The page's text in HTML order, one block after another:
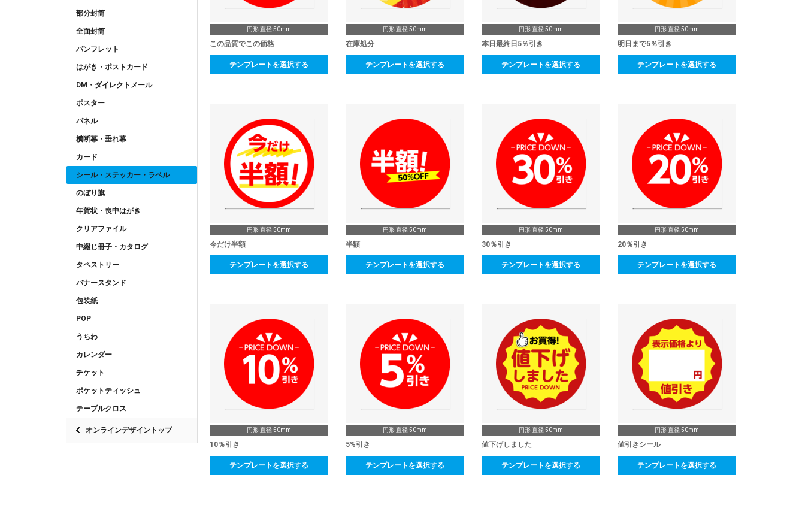
部分封筒
全面封筒
パンフレット
はがき・ポストカード
DM・ダイレクトメール
ポスター
パネル
横断幕・垂れ幕
カード
シール・ステッカー・ラベル
のぼり旗
年賀状・喪中はがき
クリアファイル
中綴じ冊子・カタログ
タペストリー
バナースタンド
包装紙
POP
うちわ
カレンダー
チケット
ポケットティッシュ
テーブルクロス
オンラインデザイントップ
円形 直径 50mm
この品質でこの価格
テンプレートを選択する
円形 直径 50mm
在庫処分
テンプレートを選択する
円形 直径 50mm
本日最終日5％引き
テンプレートを選択する
円形 直径 50mm
明日まで5％引き
テンプレートを選択する
円形 直径 50mm
今だけ半額
テンプレートを選択する
円形 直径 50mm
半額
テンプレートを選択する
円形 直径 50mm
30％引き
テンプレートを選択する
円形 直径 50mm
20％引き
テンプレートを選択する
円形 直径 50mm
10％引き
テンプレートを選択する
円形 直径 50mm
5%引き
テンプレートを選択する
円形 直径 50mm
値下げしました
テンプレートを選択する
円形 直径 50mm
値引きシール
テンプレートを選択する